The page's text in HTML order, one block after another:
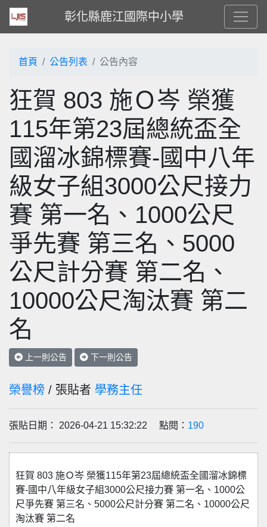
彰化縣鹿江國際中小學
首頁 公告列表 公告內容
狂賀 803 施Ｏ岑 榮獲
115年第23屆總統盃全
國溜冰錦標賽-國中八年
級女子組3000公尺接力
賽 第一名、1000公尺
爭先賽 第三名、5000
公尺計分賽 第二名、
10000公尺淘汰賽 第二
名
上一則公告 下一則公告
榮譽榜 / 張貼者 學務主任
張貼日期： 2026-04-21 15:32:22 點閱： 190
狂賀 803 施Ｏ岑 榮獲115年第23屆總統盃全國溜冰錦標
賽-國中八年級女子組3000公尺接力賽 第一名、1000公
尺爭先賽 第三名、5000公尺計分賽 第二名、10000公尺
淘汰賽 第二名